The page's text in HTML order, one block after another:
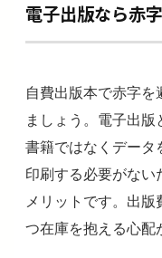
電子出版なら赤
自費出版本で赤字を
ましょう。電子出
書籍ではなくデータ
印刷する必要がない
メリットです。出
つ在庫を抱える心配